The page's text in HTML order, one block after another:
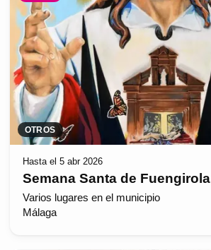
OTROS
Hasta el 5 abr 2026
Semana Santa de Fuengirola
Varios lugares en el municipio
Málaga